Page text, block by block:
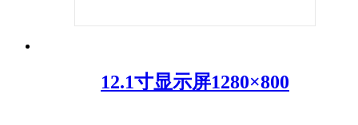
12.1寸显示屏1280×800